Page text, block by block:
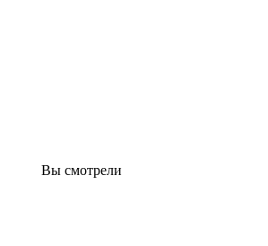
Вы смотрели